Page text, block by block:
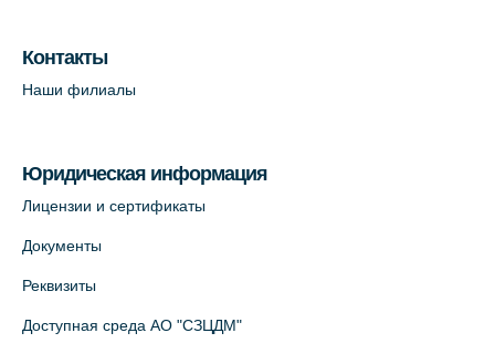
Контакты
Наши филиалы
Юридическая информация
Лицензии и сертификаты
Документы
Реквизиты
Доступная среда АО "СЗЦДМ"